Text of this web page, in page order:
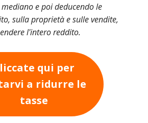
e poi deducendo le
sulla proprietà e sulle vendite,
l'intero reddito.
qui per
a ridurre le
tasse